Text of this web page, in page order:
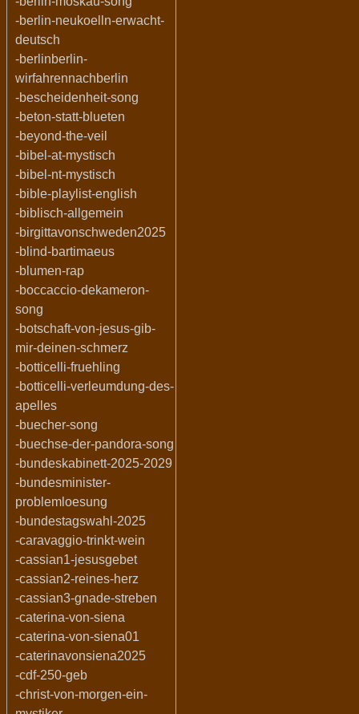
-berlin-neukoelln-erwacht-
deutsch
-berlinberlin-
wirfahrennachberlin
-bescheidenheit-song
-beton-statt-blueten
-beyond-the-veil
-bibel-at-mystisch
-bibel-nt-mystisch
-bible-playlist-english
-biblisch-allgemein
-birgittavonschweden2025
-blind-bartimaeus
-blumen-rap
-boccaccio-dekameron-
song
-botschaft-von-jesus-gib-
mir-deinen-schmerz
-botticelli-fruehling
-botticelli-verleumdung-des-
apelles
-buecher-song
-buechse-der-pandora-song
-bundeskabinett-2025-2029
-bundesminister-
problemloesung
-bundestagswahl-2025
-caravaggio-trinkt-wein
-cassian1-jesusgebet
-cassian2-reines-herz
-cassian3-gnade-streben
-caterina-von-siena
-caterina-von-siena01
-caterinavonsiena2025
-cdf-250-geb
-christ-von-morgen-ein-